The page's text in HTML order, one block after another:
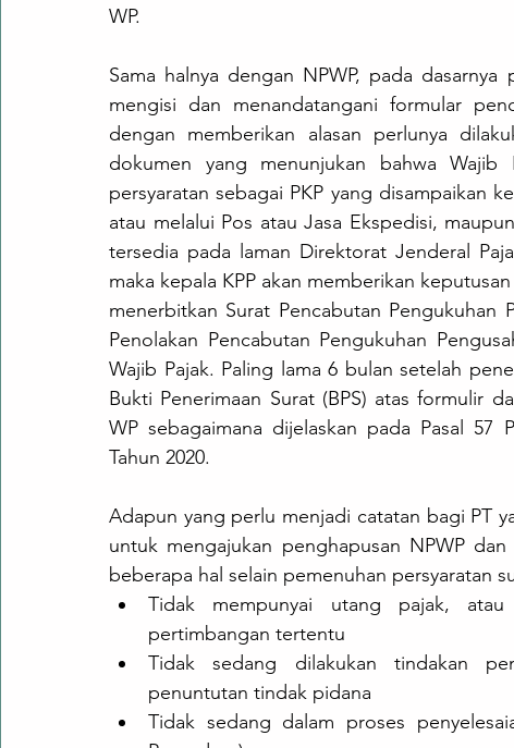
WP.
Sama halnya dengan NPWP, pada
mengisi dan menandatangani formular
dengan memberikan alasan perlunya
dokumen yang menunjukan bahwa
persyaratan sebagai PKP yang disampaikan
atau melalui Pos atau Jasa Ekspedisi,
tersedia pada laman Direktorat Jenderal
maka kepala KPP akan memberikan
menerbitkan Surat Pencabutan Pengukuhan
Penolakan Pencabutan Pengukuhan
Wajib Pajak. Paling lama 6 bulan setelah
Bukti Penerimaan Surat (BPS) atas formulir
WP sebagaimana dijelaskan pada Pasal
Tahun 2020.
Adapun yang perlu menjadi catatan bagi PT
untuk mengajukan penghapusan NPWP
beberapa hal selain pemenuhan persyaratan
Tidak mempunyai utang pajak,
pertimbangan tertentu
Tidak sedang dilakukan tindakan
penuntutan tindak pidana
Tidak sedang dalam proses